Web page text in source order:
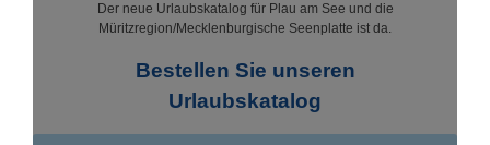
Der neue Urlaubskatalog für Plau am See und die
Müritzregion/Mecklenburgische Seenplatte ist da.
Bestellen Sie unseren
Urlaubskatalog